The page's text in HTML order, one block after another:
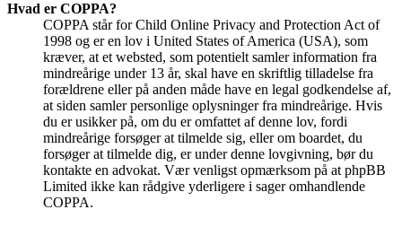
Hvad er COPPA?
COPPA står for Child Online Privacy and Protection Act of
1998 og er en lov i United States of America (USA), som
kræver, at et websted, som potentielt samler information fra
mindreårige under 13 år, skal have en skriftlig tilladelse fra
forældrene eller på anden måde have en legal godkendelse af,
at siden samler personlige oplysninger fra mindreårige. Hvis
du er usikker på, om du er omfattet af denne lov, fordi
mindreårige forsøger at tilmelde sig, eller om boardet, du
forsøger at tilmelde dig, er under denne lovgivning, bør du
kontakte en advokat. Vær venligst opmærksom på at phpBB
Limited ikke kan rådgive yderligere i sager omhandlende
COPPA.